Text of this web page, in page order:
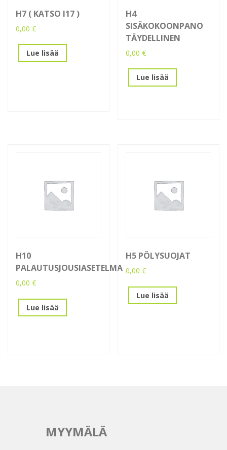
H7 ( KATSO I17 )
0,00 €
Lue lisää
H4
SISÄKOKOONPANO
TÄYDELLINEN
0,00€
Lue lisää
H10
PALAUTUSJOUSIASETELMA
0,00 €
Lue lisää
H5 PÖLYSUOJAT
0,00€
Lue lisää
MYYMÄLÄ